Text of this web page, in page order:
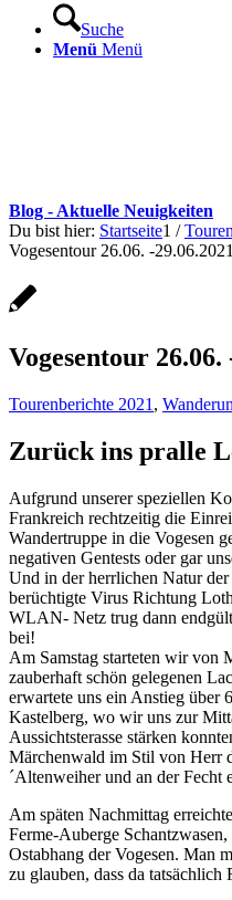
Suche
Menü Menü
Blog - Aktuelle Neuigkeiten
Du bist hier: Startseite1 /
Vogesentour 26.06. -29.06.2021
Vogesentour 26.06.
Tourenberichte 2021 ,
Zurück ins pralle
Aufgrund unserer speziellen
Frankreich rechtzeitig die
Wandertruppe in die Vogesen
negativen Gentests oder gar
Und in der herrlichen Natur
berüchtigte Virus Richtung
WLAN- Netz trug dann
bei!
Am Samstag starteten wir von
zauberhaft schön gelegenen
erwartete uns ein Anstieg über
Kastelberg, wo wir uns zur
Aussichtsterasse stärken
Märchenwald im Stil von Herr
´Altenweiher und an der Fecht
Am späten Nachmittag
Ferme-Auberge
Ostabhang der Vogesen. Man
zu glauben, dass da